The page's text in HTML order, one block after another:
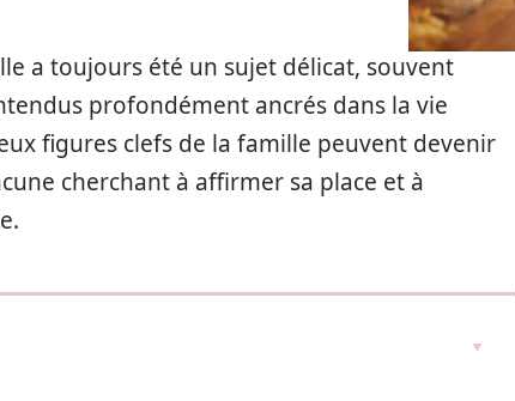
a toujours été un sujet délicat, souvent
profondément ancrés dans la vie
figures clefs de la famille peuvent devenir
cherchant à affirmer sa place et à